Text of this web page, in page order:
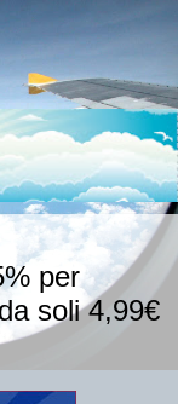
per
soli 4,99€